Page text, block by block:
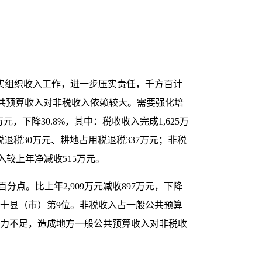
织收入工作，进一步压实责任，千方百计
预算收入对非税收入依赖较大。需要强化培
，下降30.8%，其中：税收收入完成1,625万
税30万元、耕地占用税退税337万元；非税
上年净减收515万元。
分点。比上年2,909万元减收897万元，下降
县（市）第9位。非税收入占一般公共预算
不足，造成地方一般公共预算收入对非税收